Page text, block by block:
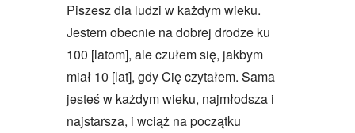
Piszesz dla ludzi w każdym wieku.
Jestem obecnie na dobrej drodze ku
100 [latom], ale czułem się, jakbym
miał 10 [lat], gdy Cię czytałem. Sama
jesteś w każdym wieku, najmłodsza i
najstarsza, i wciąż na początku